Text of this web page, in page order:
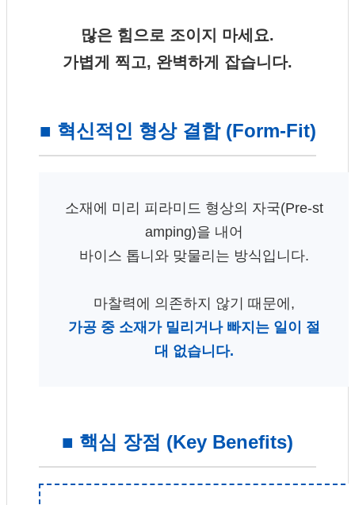
많은 힘으로 조이지 마세요.
가볍게 찍고, 완벽하게 잡습니다.
■ 혁신적인 형상 결합 (Form-Fit)
소재에 미리 피라미드 형상의 자국(Pre-st
amping)을 내어
바이스 톱니와 맞물리는 방식입니다.
마찰력에 의존하지 않기 때문에,
가공 중 소재가 밀리거나 빠지는 일이 절
대 없습니다.
■ 핵심 장점 (Key Benefits)